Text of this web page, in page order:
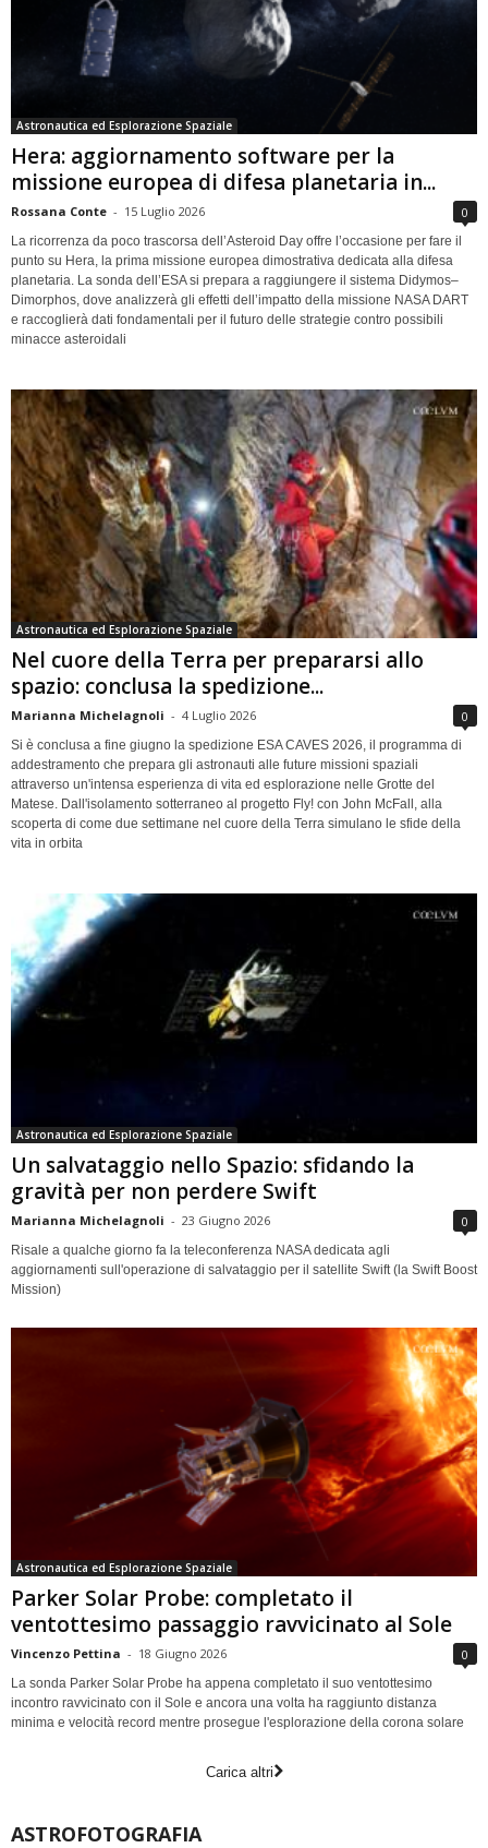
Astronautica ed Esplorazione Spaziale
Hera: aggiornamento software per la
missione europea di difesa planetaria in...
Rossana Conte - 15 Luglio 2026 0
La ricorrenza da poco trascorsa dell’Asteroid Day offre l’occasione per fare il
punto su Hera, la prima missione europea dimostrativa dedicata alla difesa
planetaria. La sonda dell’ESA si prepara a raggiungere il sistema Didymos–
Dimorphos, dove analizzerà gli effetti dell’impatto della missione NASA DART
e raccoglierà dati fondamentali per il futuro delle strategie contro possibili
minacce asteroidali
Astronautica ed Esplorazione Spaziale
Nel cuore della Terra per prepararsi allo
spazio: conclusa la spedizione...
Marianna Michelagnoli - 4 Luglio 2026 0
Si è conclusa a fine giugno la spedizione ESA CAVES 2026, il programma di
addestramento che prepara gli astronauti alle future missioni spaziali
attraverso un'intensa esperienza di vita ed esplorazione nelle Grotte del
Matese. Dall'isolamento sotterraneo al progetto Fly! con John McFall, alla
scoperta di come due settimane nel cuore della Terra simulano le sfide della
vita in orbita
Astronautica ed Esplorazione Spaziale
Un salvataggio nello Spazio: sfidando la
gravità per non perdere Swift
Marianna Michelagnoli - 23 Giugno 2026 0
Risale a qualche giorno fa la teleconferenza NASA dedicata agli
aggiornamenti sull'operazione di salvataggio per il satellite Swift (la Swift Boost
Mission)
Astronautica ed Esplorazione Spaziale
Parker Solar Probe: completato il
ventottesimo passaggio ravvicinato al Sole
Vincenzo Pettina - 18 Giugno 2026 0
La sonda Parker Solar Probe ha appena completato il suo ventottesimo
incontro ravvicinato con il Sole e ancora una volta ha raggiunto distanza
minima e velocità record mentre prosegue l'esplorazione della corona solare
Carica altri
ASTROFOTOGRAFIA